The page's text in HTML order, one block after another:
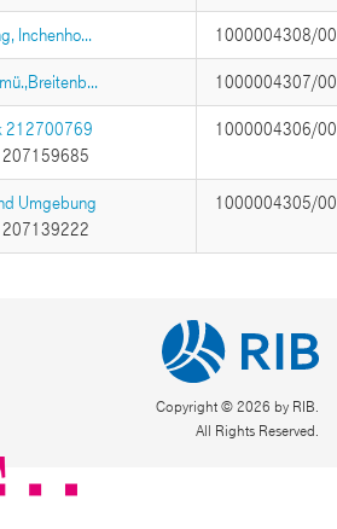
Inchenho... 1000004308/
1000004307/
212700769
207159685
1000004306/
Umgebung
207139222
1000004305/
Copyright © 2026 by RIB.
All Rights Reserved.